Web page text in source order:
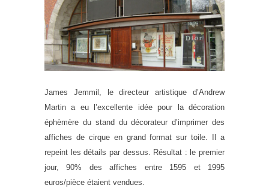
James Jemmil, le directeur artistique d’Andrew
Martin a eu l’excellente idée pour la décoration
éphèmère du stand du décorateur d’imprimer des
affiches de cirque en grand format sur toile. Il a
repeint les détails par dessus. Résultat : le premier
jour, 90% des affiches entre 1595 et 1995
euros/pièce étaient vendues.